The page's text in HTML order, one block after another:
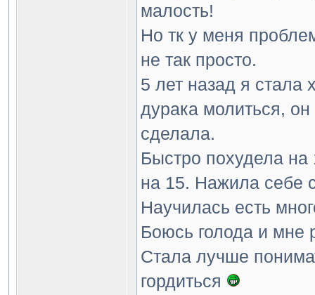
малость!
Но тк у меня
не так просто.
5 лет назад я стала
дурака молиться,
сделала.
Быстро похудела на
на 15. Нажила себе
Научилась есть
Боюсь голода и мне
Стала лучше
гордиться